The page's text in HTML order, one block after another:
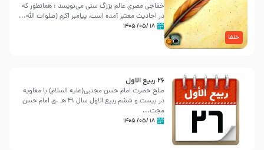
خلفا
خفاجی مصری عالم بزرگ سنی می‌نویسد : همانطور که
در احادیث معتبر آمده است، پیامبر اکرم (صلوات اللّه...
۱۸ /۰۵/ ۱۴۰۵
26 ربيع الاول
صلح حضرت امام حسن مجتبی(علیه السلام) با معاویه
در بیست و ششم ربیع الاول سال 41 هـ .ق امام حسن
مجت...
۱۸ /۰۵/ ۱۴۰۵